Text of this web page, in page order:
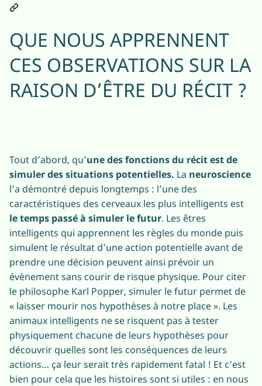
QUE NOUS APPRENNENT
CES OBSERVATIONS SUR LA
RAISON D’ÊTRE DU RÉCIT ?
Tout d’abord, qu’une des fonctions du récit est de
simuler des situations potentielles. La neuroscience
l’a démontré depuis longtemps : l’une des
caractéristiques des cerveaux les plus intelligents est
le temps passé à simuler le futur. Les êtres
intelligents qui apprennent les règles du monde puis
simulent le résultat d’une action potentielle avant de
prendre une décision peuvent ainsi prévoir un
évènement sans courir de risque physique. Pour citer
le philosophe Karl Popper, simuler le futur permet de
« laisser mourir nos hypothèses à notre place ». Les
animaux intelligents ne se risquent pas à tester
physiquement chacune de leurs hypothèses pour
découvrir quelles sont les conséquences de leurs
actions… ça leur serait très rapidement fatal ! Et c’est
bien pour cela que les histoires sont si utiles : en nous